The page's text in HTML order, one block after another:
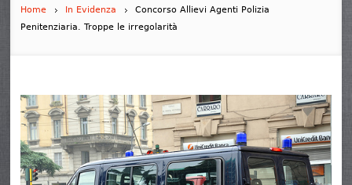
Home In Evidenza
Concorso Allievi Agenti Polizia
Penitenziaria. Troppe le irregolarità